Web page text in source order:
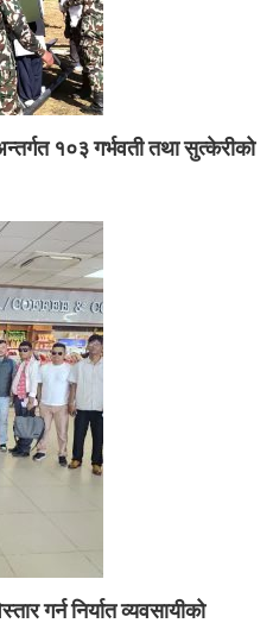
१०३ गर्भवती तथा सुत्केरीको
गर्न निर्यात व्यवसायीको